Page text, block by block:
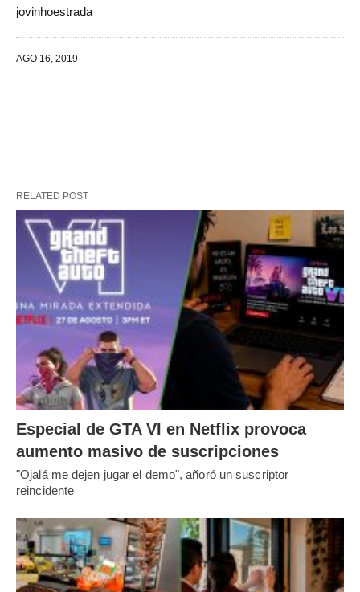
jovinhoestrada
AGO 16, 2019
RELATED POST
Especial de GTA VI en Netflix provoca
aumento masivo de suscripciones
"Ojalá me dejen jugar el demo", añoró un suscriptor
reincidente